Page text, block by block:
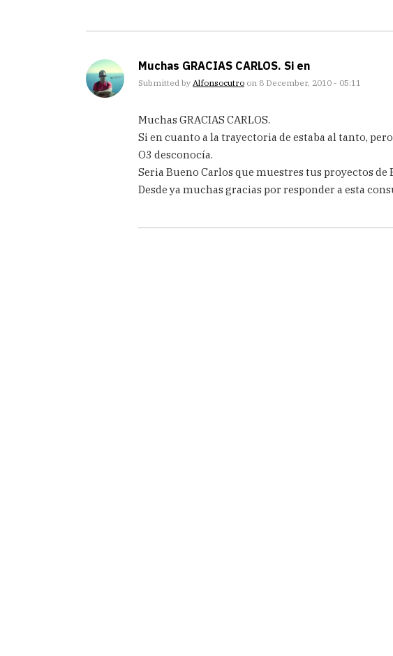
Muchas GRACIAS CARLOS. Si en
Submitted by Alfonsocutro on 8 December, 2010 - 05:11
reply
to
Hola
he
utilizado
Muchas GRACIAS CARLOS.
Si en cuanto a la trayectoria de estaba al tanto,
O3 desconocía.
Seria Bueno Carlos que muestres tus proyectos
Desde ya muchas gracias por responder a esta